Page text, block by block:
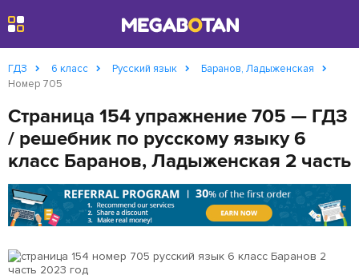
ГДЗ 6 класс Русский язык
Баранов, Ладыженская
Номер 705
Страница 154 упражнение 705 — ГДЗ
/ решебник по русскому языку 6
класс Баранов, Ладыженская 2 часть